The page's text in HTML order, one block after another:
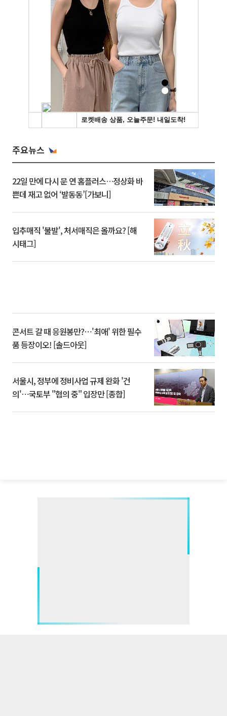
주요뉴스
22일 만에 다시 문 연 홈플러스…정상화 바
쁜데 재고 없어 ‘발동동’[가보니]
입추매직 '불발', 처서매직은 올까요? [해
시태그]
콘서트 갈 때 응원봉만?⋯'최애' 위한 필수
품 등장이오! [솔드아웃]
서울시, 정부에 정비사업 규제 완화 '건
의'⋯국토부 "협의 중" 입장만 [종합]